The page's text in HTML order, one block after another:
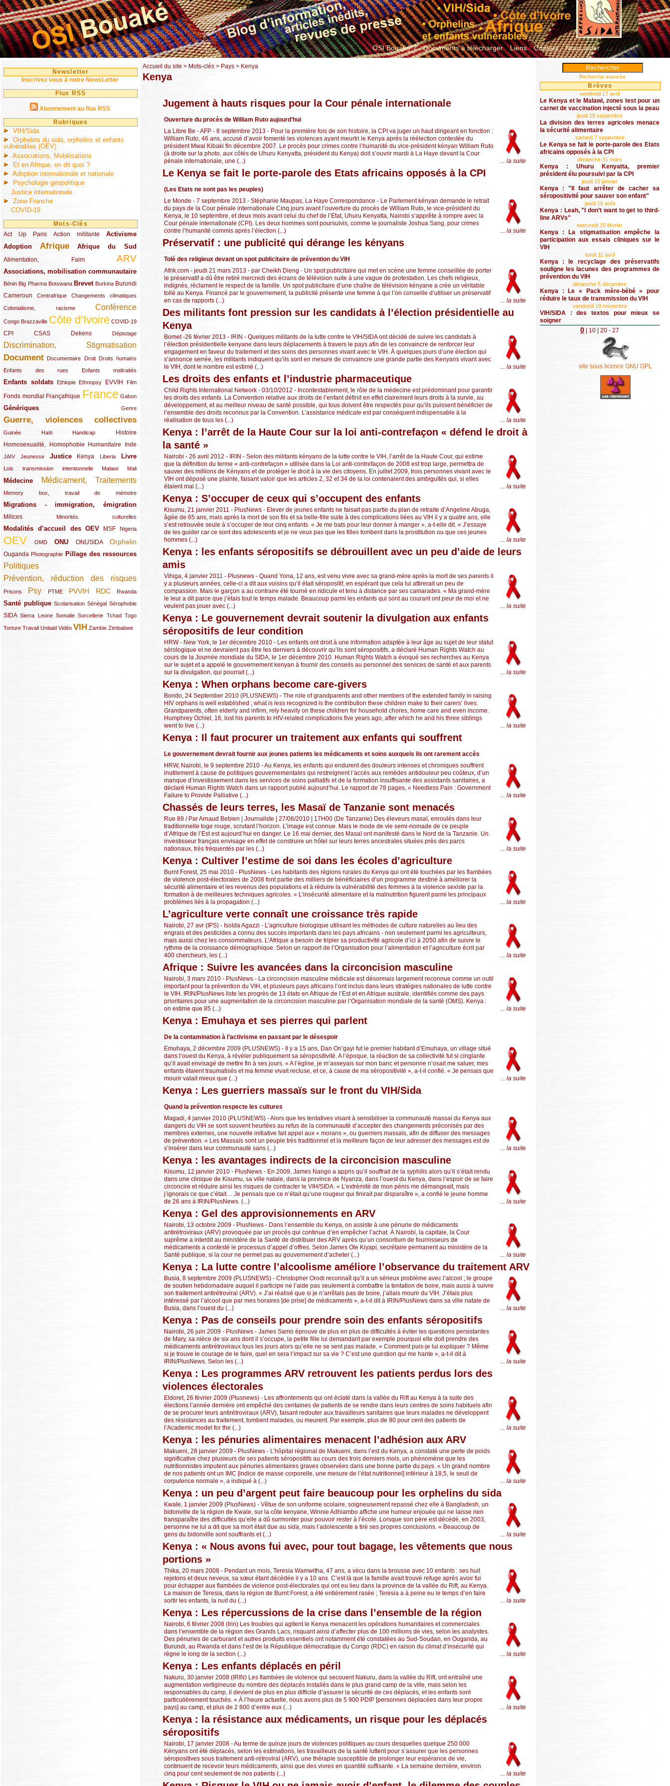
OSI Bouaké ? Documents à télécharger Liens Contact Nous aider ...
Newsletter
Inscrivez vous à notre NewsLetter
Flux RSS
Abonnement au flux RSS
Rubriques
VIH/Sida
Orphelins du sida, orphelins et enfants
vulnérables (OEV)
Associations, Mobilisations
Et en Afrique, on dit quoi ?
Adoption internationale et nationale
Psychologie géopolitique
Justice internationale
Zone Franche
COVID-19
Mots-Clés
Act Up Paris
(49/289) Action militante
(32/289) Activisme
(73/289)
Adoption
(82/289) Afrique
(161/289) Afrique du Sud
(73/289)
Alimentation, Faim
(48/289) ARV
(203/289)
Associations, mobilisation communautaire
(65/289)
Bénin
(13/289)Big Pharma
(16/289) Botswana
(9/289) Brevet
(83/289) Burkina
(18/289) Burundi
(30/289)
Cameroun
(47/289) Centrafrique
(23/289) Changements climatiques
(10/289)
Colonialisme, racisme
(19/289) Conférence
(118/289)
Congo Brazzaville
(24/289) Côte d’Ivoire
(263/289) COVID-19
(13/289)
CPI
(48/289) CSAS
(32/289) Dekens
(29/289) Dépistage
(19/289)
Discrimination, Stigmatisation
(131/289)
Document
(145/289) Documentaire
(9/289) Droit
(20/289) Droits humains
(22/289)
Enfants des rues
(21/289) Enfants maltraités
(10/289)
Enfants soldats
(68/289) Ethiopie
(12/289) Ethnopsy
(15/289) EVVIH
(55/289) Film
(22/289)
Fonds mondial
(48/289) Françafrique
(39/289) France
(289/289) Gabon
(12/289)
Génériques
(59/289) Genre
(22/289)
Guerre, violences collectives
(149/289)
Guinée
(12/289) Haïti
(15/289) Handicap
(10/289) Histoire
(49/289)
Homosexualité, Homophobie
(44/289) Humanitaire
(47/289) Inde
(34/289)
JAIV
(10/289)Jeunesse
(21/289) Justice
(65/289) Kenya
(35/289) Liberia
(25/289) Livre
(62/289)
Lois transmission intentionnelle
(24/289) Malawi
(11/289) Mali
(21/289)
Médecine
(62/289) Médicament, Traitements
(142/289)
Memory box, travail de mémoire
(11/289)
Migrations - immigration, émigration
(67/289)
Milices
(34/289) Minorités culturelles
(15/289)
Modalités d’accueil des OEV
(58/289) MSF
(54/289) Nigeria
(27/289)
OEV
(269/289) OMD
(26/289) ONU
(58/289) ONUSIDA
(44/289) Orphelin
(112/289)
Ouganda
(29/289) Photographie
(27/289) Pillage des ressources
(77/289)
Politiques
(120/289)
Prévention, réduction des risques
(131/289)
Prisons
(22/289) Psy
(119/289) PTME
(12/289) PVVIH
(111/289) RDC
(104/289) Rwanda
(23/289)
Santé publique
(59/289) Scolarisation
(9/289) Sénégal
(13/289) Sérophobie
(19/289)
SIDA
(29/289)Sierra Leone
(13/289) Somalie
(12/289) Sorcellerie
(19/289) Tchad
(10/289) Togo
(15/289)
Torture
(17/289)Travail
(21/289) Unitaid
(26/289) Vidéo
(23/289) VIH
(154/289) Zambie
(12/289) Zimbabwe
(21/289)
Accueil du site > Mots-clés > Pays > Kenya
Kenya
Jugement à hauts risques pour la Cour pénale internationale
Ouverture du procès de William Ruto aujourd’hui
La Libre Be - AFP - 8 septembre 2013 - Pour la première fois de son histoire, la CPI va juger un haut dirigeant en fonction :
William Ruto, 46 ans, accusé d’avoir fomenté les violences ayant meurtri le Kenya après la réélection contestée du
président Mwai Kibaki fin décembre 2007. Le procès pour crimes contre l’humanité du vice-président kényan William Ruto
(à droite sur la photo, aux côtés de Uhuru Kenyatta, président du Kenya) doit s’ouvrir mardi à La Haye devant la Cour
pénale internationale, une (...)
... la suite
Le Kenya se fait le porte-parole des Etats africains opposés à la CPI
(Les Etats ne sont pas les peuples)
Le Monde - 7 septembre 2013 - Stéphanie Maupas, La Haye Correspondance - Le Parlement kényan demande le retrait
du pays de la Cour pénale internationale Cinq jours avant l’ouverture du procès de William Ruto, le vice-président du
Kenya, le 10 septembre, et deux mois avant celui du chef de l’Etat, Uhuru Kenyatta, Nairobi s’apprête à rompre avec la
Cour pénale internationale (CPI). Les deux hommes sont poursuivis, comme le journaliste Joshua Sang, pour crimes
contre l’humanité commis après l’élection (...)
... la suite
Préservatif : une publicité qui dérange les kényans
Tolé des religieux devant un spot publicitaire de prévention du VIH
Afrik.com - jeudi 21 mars 2013 - par Cheikh Dieng - Un spot publicitaire qui met en scène une femme conseillée de porter
le préservatif a dû être retiré mercredi des écrans de télévision suite à une vague de protestation. Les chefs religieux,
indignés, réclament le respect de la famille. Un spot publicitaire d’une chaîne de télévision kényane a crée un véritable
tollé au Kenya. Financé par le gouvernement, la publicité présente une femme à qui l’on conseille d’utiliser un préservatif
en cas de rapports (...)
... la suite
Des militants font pression sur les candidats à l’élection présidentielle au
Kenya
Bomet -26 février 2013 - IRIN - Quelques militants de la lutte contre le VIH/SIDA ont décidé de suivre les candidats à
l’élection présidentielle kenyane dans leurs déplacements à travers le pays afin de les convaincre de renforcer leur
engagement en faveur du traitement et des soins des personnes vivant avec le VIH. À quelques jours d’une élection qui
s’annonce serrée, les militants indiquent qu’ils sont en mesure de convaincre une grande partie des Kenyans vivant avec
le VIH, dont le nombre est estimé (...)
... la suite
Les droits des enfants et l’industrie pharmaceutique
Child Rights International Network - 03/10/2012 - Incontestablement, le rôle de la médecine est prédominant pour garantir
les droits des enfants. La Convention relative aux droits de l’enfant définit en effet clairement leurs droits à la survie, au
développement, et au meilleur niveau de santé possible, qui tous doivent être respectés pour qu’ils puissent bénéficier de
l’ensemble des droits reconnus par la Convention. L’assistance médicale est par conséquent indispensable à la
réalisation de tous les (...)
... la suite
Kenya : l’arrêt de la Haute Cour sur la loi anti-contrefaçon « défend le droit à
la santé »
Nairobi - 26 avril 2012 - IRIN - Selon des militants kényans de la lutte contre le VIH, l’arrêt de la Haute Cour, qui estime
que la définition du terme « anti-contrefaçon » utilisée dans la Loi anti-contrefaçon de 2008 est trop large, permettra de
sauver des millions de Kényans et de protéger le droit à la vie des citoyens. En juillet 2009, trois personnes vivant avec le
VIH ont déposé une plainte, faisant valoir que les articles 2, 32 et 34 de la loi contenaient des ambiguïtés qui, si elles
étaient mal (...)
... la suite
Kenya : S’occuper de ceux qui s’occupent des enfants
Kisumu, 21 janvier 2011 - PlusNews - Elever de jeunes enfants ne faisait pas partie du plan de retraite d’Angeline Abuga,
âgée de 65 ans, mais après la mort de son fils et sa belle-fille suite à des complications liées au VIH il y a quatre ans, elle
s’est retrouvée seule à s’occuper de leur cinq enfants. « Je me bats pour leur donner à manger », a-t-elle dit. « J’essaye
de les guider car ce sont des adolescents et je ne veux pas que les filles tombent dans la prostitution ou que ces jeunes
hommes (...)
... la suite
Kenya : les enfants séropositifs se débrouillent avec un peu d’aide de leurs
amis
Vihiga, 4 janvier 2011 - Plusnews - Quand Yona, 12 ans, est venu vivre avec sa grand-mère après la mort de ses parents il
y a plusieurs années, celle-ci a dit aux voisins qu’il était séropositif, en espérant que cela lui attirerait un peu de
compassion. Mais le garçon a au contraire été tourné en ridicule et tenu à distance par ses camarades. « Ma grand-mère
le leur a dit parce que j’étais tout le temps malade. Beaucoup parmi les enfants qui sont au courant ont peur de moi et ne
veulent pas jouer avec (...)
... la suite
Kenya : Le gouvernement devrait soutenir la divulgation aux enfants
séropositifs de leur condition
HRW - New York, le 1er décembre 2010 - Les enfants ont droit à une information adaptée à leur âge au sujet de leur statut
sérologique et ne devraient pas être les derniers à découvrir qu’ils sont séropositifs, a déclaré Human Rights Watch au
cours de la Journée mondiale du SIDA, le 1er décembre 2010. Human Rights Watch a évoqué ses recherches au Kenya
sur le sujet et a appelé le gouvernement kenyan à fournir des conseils au personnel des services de santé et aux parents
sur la divulgation, qui pourrait (...)
... la suite
Kenya : When orphans become care-givers
Bondo, 24 September 2010 (PLUSNEWS) - The role of grandparents and other members of the extended family in raising
HIV orphans is well established ; what is less recognized is the contribution these children make to their carers’ lives.
Grandparents, often elderly and infirm, rely heavily on these children for household chores, home care and even income.
Humphrey Ochiel, 16, lost his parents to HIV-related complications five years ago, after which he and his three siblings
went to live (...)
... la suite
Kenya : Il faut procurer un traitement aux enfants qui souffrent
Le gouvernement devrait fournir aux jeunes patients les médicaments et soins auxquels ils ont rarement accès
HRW, Nairobi, le 9 septembre 2010 - Au Kenya, les enfants qui endurent des douleurs intenses et chroniques souffrent
inutilement à cause de politiques gouvernementales qui restreignent l’accès aux remèdes antidouleur peu coûteux, d’un
manque d’investissement dans les services de soins palliatifs et de la formation insuffisante des assistants sanitaires, a
déclaré Human Rights Watch dans un rapport publié aujourd’hui. Le rapport de 78 pages, « Needless Pain : Government
Failure to Provide Palliative (...)
... la suite
Chassés de leurs terres, les Masaï de Tanzanie sont menacés
Rue 89 / Par Arnaud Bebien | Journaliste | 27/06/2010 | 17H00 (De Tanzanie) Des éleveurs masaï, enroulés dans leur
traditionnelle toge rouge, scrutant l’horizon. L’image est connue. Mais le mode de vie semi-nomade de ce peuple
d’Afrique de l’Est est aujourd’hui en danger. Le 16 mai dernier, des Masaï ont manifesté dans le Nord de la Tanzanie. Un
investisseur français envisage en effet de construire un hôtel sur leurs terres ancestrales situées près des parcs
nationaux, très fréquentés par les (...)
... la suite
Kenya : Cultiver l’estime de soi dans les écoles d’agriculture
Burnt Forest, 25 mai 2010 - PlusNews - Les habitants des régions rurales du Kenya qui ont été touchées par les flambées
de violence post-électorales de 2008 font partie des milliers de bénéficiaires d’un programme destiné à améliorer la
sécurité alimentaire et les revenus des populations et à réduire la vulnérabilité des femmes à la violence sexiste par la
formation à de meilleures techniques agricoles. « L’insécurité alimentaire et la malnutrition figurent parmi les principaux
problèmes liés à la propagation (...)
... la suite
L’agriculture verte connaît une croissance très rapide
Nairobi, 27 avr (IPS) - Isolda Agazzi - L’agriculture biologique utilisant les méthodes de culture naturelles au lieu des
engrais et des pesticides a connu des succès importants dans les pays africains - non seulement parmi les agriculteurs,
mais aussi chez les consommateurs. L’Afrique a besoin de tripler sa productivité agricole d’ici à 2050 afin de suivre le
rythme de la croissance démographique. Selon un rapport de l’Organisation pour l’alimentation et l’agriculture écrit par
400 chercheurs, les (...)
... la suite
Afrique : Suivre les avancées dans la circoncision masculine
Nairobi, 3 mars 2010 - PlusNews - La circoncision masculine médicale est désormais largement reconnue comme un outil
important pour la prévention du VIH, et plusieurs pays africains l’ont inclus dans leurs stratégies nationales de lutte contre
le VIH. IRIN/PlusNews liste les progrès de 13 états en Afrique de l’Est et en Afrique australe, identifiés comme des pays
prioritaires pour une augmentation de la circoncision masculine par l’Organisation mondiale de la santé (OMS). Kenya :
on estime que 85 (...)
... la suite
Kenya : Emuhaya et ses pierres qui parlent
De la contamination à l’activisme en passant par le désespoir
Emuhaya, 2 décembre 2009 (PLUSNEWS) - Il y a 15 ans, Dan On’gayi fut le premier habitant d’Emuhaya, un village situé
dans l’ouest du Kenya, à révéler publiquement sa séropositivité. A l’époque, la réaction de sa collectivité fut si cinglante
qu’il avait envisagé de mettre fin à ses jours. « A l’église, je m’asseyais sur mon banc et personne n’osait me saluer, mes
enfants étaient traumatisés et ma femme vivait recluse, et ce, à cause de ma séropositivité », a-t-il confié. « Je pensais que
mourir valait mieux que (...)
... la suite
Kenya : Les guerriers massaïs sur le front du VIH/Sida
Quand la prévention respecte les cultures
Magadi, 4 janvier 2010 (PLUSNEWS) - Alors que les tentatives visant à sensibiliser la communauté massaï du Kenya aux
dangers du VIH se sont souvent heurtées au refus de la communauté d’accepter des changements préconisés par des
membres externes, une nouvelle initiative fait appel aux « morans », ou guerriers massaïs, afin de diffuser des messages
de prévention. « Les Massaïs sont un peuple très traditionnel et la meilleure façon de leur adresser des messages est de
s’insérer dans leur communauté sans (...)
... la suite
Kenya : les avantages indirects de la circoncision masculine
Kisumu, 12 janvier 2010 - PlusNews - En 2009, James Nango a appris qu’il souffrait de la syphilis alors qu’il s’était rendu
dans une clinique de Kisumu, sa ville natale, dans la province de Nyanza, dans l’ouest du Kenya, dans l’espoir de se faire
circoncire et réduire ainsi les risques de contracter le VIH/SIDA. « L’extrémité de mon pénis me démangeait, mais
j’ignorais ce que c’était… Je pensais que ce n’était qu’une rougeur qui finirait par disparaître », a confié le jeune homme
de 26 ans à IRIN/PlusNews. (...)
... la suite
Kenya : Gel des approvisionnements en ARV
Nairobi, 13 octobre 2009 - PlusNews - Dans l’ensemble du Kenya, on assiste à une pénurie de médicaments
antirétroviraux (ARV) provoquée par un procès qui continue d’en empêcher l’achat. À Nairobi, la capitale, la Cour
suprême a interdit au ministère de la Santé de distribuer des ARV après qu’un consortium de fournisseurs de
médicaments a contesté le processus d’appel d’offres. Selon James Ole Kiyapi, secrétaire permanent au ministère de la
Santé publique, si la cour ne permet pas au gouvernement d’acheter (...)
... la suite
Kenya : La lutte contre l’alcoolisme améliore l’observance du traitement ARV
Busia, 8 septembre 2009 (PLUSNEWS) - Christopher Orodi reconnaît qu’il a un sérieux problème avec l’alcool ; le groupe
de soutien hebdomadaire auquel il participe ne l’aide pas seulement à combattre la tentation de boire, mais aussi à suivre
son traitement antirétroviral (ARV). « J’ai réalisé que si je n’arrêtais pas de boire, j’allais mourir du VIH. J’étais plus
intéressé par l’alcool que par mes horaires [de prise] de médicaments », a-t-il dit à IRIN/PlusNews dans sa ville natale de
Busia, dans l’ouest du (...)
... la suite
Kenya : Pas de conseils pour prendre soin des enfants séropositifs
Nairobi, 26 juin 2009 - PlusNews - James Samo éprouve de plus en plus de difficultés à éviter les questions persistantes
de Mary, sa nièce de six ans dont il s’occupe, la petite fille lui demandant par exemple pourquoi elle doit prendre des
médicaments antirétroviraux tous les jours alors qu’elle ne se sent pas malade. « Comment puis-je lui expliquer ? Même
si je trouve le courage de le faire, quel en sera l’impact sur sa vie ? C’est une question qui me hante », a-t-il dit à
IRIN/PlusNews. Selon les (...)
... la suite
Kenya : Les programmes ARV retrouvent les patients perdus lors des
violences électorales
Eldoret, 26 février 2009 (Plusnews) - Les affrontements qui ont éclaté dans la vallée du Rift au Kenya à la suite des
élections l’année dernière ont empêché des centaines de patients de se rendre dans leurs centres de soins habituels afin
de se procurer leurs antirétroviraux (ARV), faisant redouter aux travailleurs sanitaires que leurs malades ne développent
des résistances au traitement, tombent malades, ou meurent. Par exemple, plus de 90 pour cent des patients de
l’Academic model for the (...)
... la suite
Kenya : les pénuries alimentaires menacent l’adhésion aux ARV
Makueni, 28 janvier 2009 - PlusNews - L’hôpital régional de Makueni, dans l’est du Kenya, a constaté une perte de poids
significative chez plusieurs de ses patients séropositifs au cours des trois derniers mois, un phénomène que les
nutritionnistes imputent aux pénuries alimentaires graves observées dans une bonne partie du pays. « Un grand nombre
de nos patients ont un IMC [indice de masse corporelle, une mesure de l’état nutritionnel] inférieur à 18,5, le seuil de
corpulence normale », a indiqué à (...)
... la suite
Kenya : un peu d’argent peut faire beaucoup pour les orphelins du sida
Kwale, 1 janvier 2009 (PlusNews) - Vêtue de son uniforme scolaire, soigneusement repassé chez elle à Bangladesh, un
bidonville de la région de Kwale, sur la côte kenyane, Winnie Adhiambo affiche une humeur enjouée qui ne laisse rien
transparaître des difficultés qu’elle a dû surmonter pour pouvoir rester à l’école. Lorsque son père est décédé, en 2003,
personne ne lui a dit que sa mort était due au sida, mais l’adolescente a tiré ses propres conclusions. « Beaucoup de
gens du bidonville sont souffrants et (...)
... la suite
Kenya : « Nous avons fui avec, pour tout bagage, les vêtements que nous
portions »
Thika, 20 mars 2008 - Pendant un mois, Teresia Wamwitha, 47 ans, a vécu dans la brousse avec 10 enfants : ses huit
rejetons et deux neveux, sa sœur étant décédée il y a 10 ans. C’est là que la famille avait trouvé refuge après avoir fui
pour échapper aux flambées de violence post-électorales qui ont eu lieu dans la province de la vallée du Rift, au Kenya.
La maison de Teresia, dans la région de Burnt Forest, a été entièrement rasée ; Teresia a à peine eu le temps d’en faire
sortir les enfants, la nuit du (...)
... la suite
Kenya : Les répercussions de la crise dans l’ensemble de la région
Nairobi, 6 février 2008 (Irin) Les troubles qui agitent le Kenya menacent les opérations humanitaires et commerciales
dans l’ensemble de la région des Grands Lacs, risquant ainsi d’affecter plus de 100 millions de vies, selon les analystes.
Des pénuries de carburant et autres produits essentiels ont notamment été constatées au Sud-Soudan, en Ouganda, au
Burundi, au Rwanda et dans l’est de la République démocratique du Congo (RDC) en raison du climat d’insécurité qui
règne le long de la section (...)
... la suite
Kenya : Les enfants déplacés en péril
Nakuru, 30 janvier 2008 (IRIN) Les flambées de violence qui secouent Nakuru, dans la vallée du Rift, ont entraîné une
augmentation vertigineuse du nombre des déplacés installés dans le plus grand camp de la ville, mais selon les
responsables du camp, il devient de plus en plus difficile d’assurer la sécurité de ces déplacés, et les enfants sont
particulièrement touchés. « À l’heure actuelle, nous avons plus de 5 900 PDIP [personnes déplacées dans leur propre
pays] au camp, et plus de 2 800 d’entre eux (...)
... la suite
Kenya : la résistance aux médicaments, un risque pour les déplacés
séropositifs
Nairobi, 17 janvier 2008 - Au terme de quinze jours de violences politiques au cours desquelles quelque 250 000
Kényans ont été déplacés, selon les estimations, les travailleurs de la santé luttent pour s’assurer que les personnes
séropositives sous traitement anti-rétroviral (ARV), une thérapie susceptible de prolonger leur espérance de vie,
continuent de recevoir leurs médicaments, ainsi que des vivres en quantité suffisante. « La semaine dernière, environ
cinq pour cent seulement de nos patients (...)
... la suite
Recherche avancée
Brèves
vendredi 17 avril
Le Kenya et le Malawi, zones test pour un
carnet de vaccination injecté sous la peau
jeudi 18 septembre
La division des terres agricoles menace
la sécurité alimentaire
samedi 7 septembre
Le Kenya se fait le porte-parole des Etats
africains opposés à la CPI
dimanche 31 mars
Kenya : Uhuru Kenyatta, premier
président élu poursuivi par la CPI
jeudi 10 janvier
Kenya : "Il faut arrêter de cacher sa
séropositivité pour sauver son enfant"
jeudi 16 août
Kenya : Leah, "I don’t want to get to third-
line ARVs"
mercredi 15 février
Kenya : La stigmatisation empêche la
participation aux essais cliniques sur le
VIH
lundi 11 avril
Kenya : le recyclage des préservatifs
souligne les lacunes des programmes de
prévention du VIH
dimanche 5 décembre
Kenya : Le « Pack mère-bébé » pour
réduire le taux de transmission du VIH
vendredi 19 novembre
VIH/SIDA : des textos pour mieux se
soigner
0 10 20 - 27
site sous licence GNU GPL